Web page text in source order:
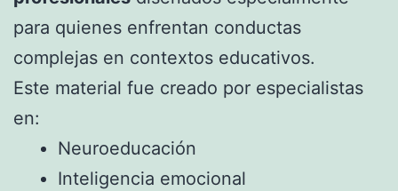
para quienes enfrentan conductas
complejas en contextos educativos.
Este material fue creado por especialistas
en:
Neuroeducación
Inteligencia emocional